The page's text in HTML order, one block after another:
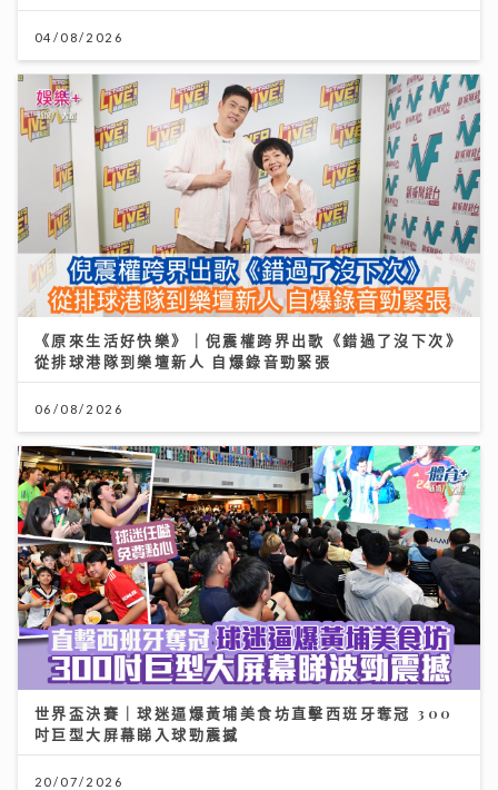
04/08/2026
《原來生活好快樂》｜倪震權跨界出歌《錯過了沒下次》
從排球港隊到樂壇新人 自爆錄音勁緊張
06/08/2026
世界盃決賽｜球迷逼爆黃埔美食坊直擊西班牙奪冠 300
吋巨型大屏幕睇入球勁震撼
20/07/2026